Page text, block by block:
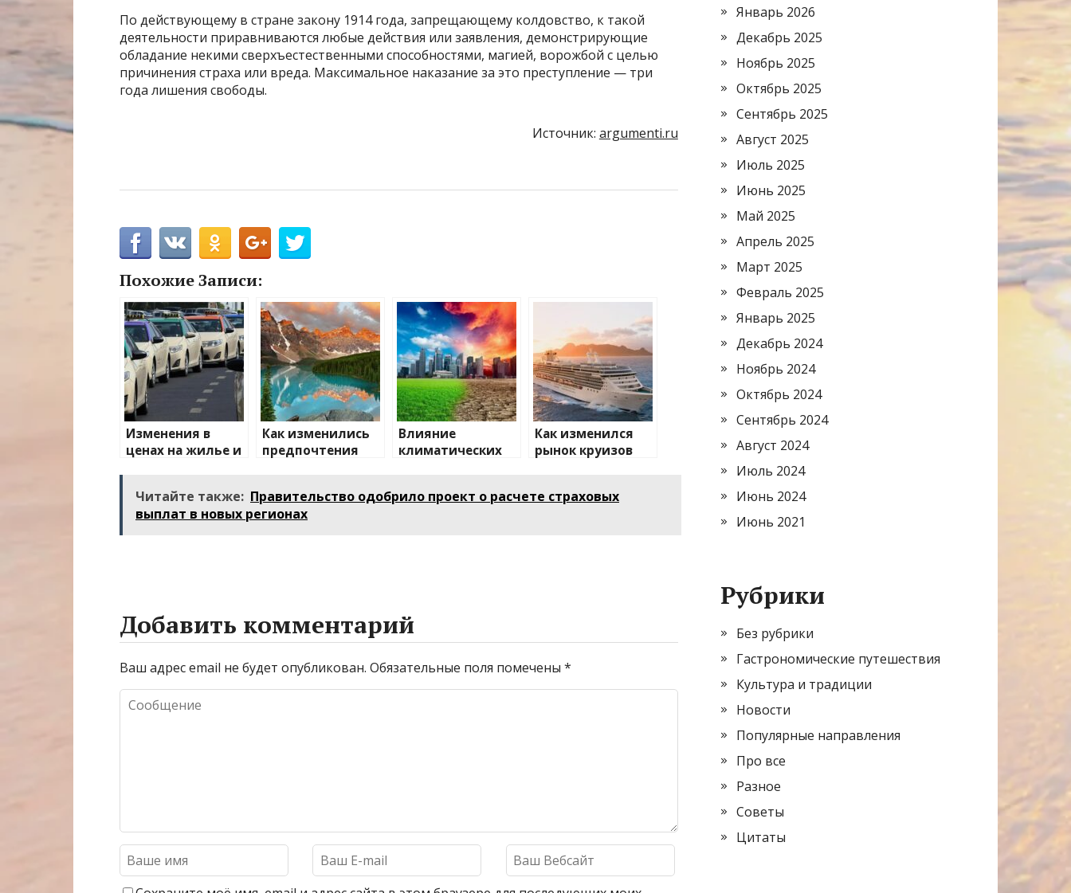
По действующему в стране закону 1914 года, запрещающему колдовство, к такой
деятельности приравниваются любые действия или заявления, демонстрирующие
обладание некими сверхъестественными способностями, магией, ворожбой с целью
причинения страха или вреда. Максимальное наказание за это преступление — три
года лишения свободы.
Источник: argumenti.ru
Похожие Записи:
Изменения в
ценах на жилье и
Как изменились
предпочтения
Влияние
климатических
направления
Как изменился
рынок круизов
Читайте также: Правительство одобрило проект о расчете страховых
выплат в новых регионах
Добавить комментарий
Ваш адрес email не будет опубликован. Обязательные поля помечены *
Январь 2026
Декабрь 2025
Ноябрь 2025
Октябрь 2025
Сентябрь 2025
Август 2025
Июль 2025
Июнь 2025
Май 2025
Апрель 2025
Март 2025
Февраль 2025
Январь 2025
Декабрь 2024
Ноябрь 2024
Октябрь 2024
Сентябрь 2024
Август 2024
Июль 2024
Июнь 2024
Июнь 2021
Рубрики
Без рубрики
Гастрономические путешествия
Культура и традиции
Новости
Популярные направления
Про все
Разное
Советы
Цитаты